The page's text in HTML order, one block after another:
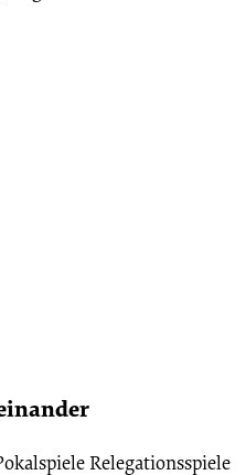
Relegationsspiele